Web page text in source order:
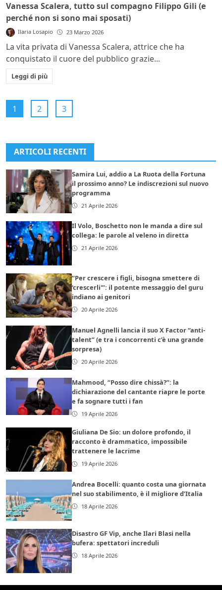
Vanessa Scalera, tutto sul compagno Filippo Gili (e
perché non si sono mai sposati)
Ilaria Losapio 23 Marzo 2026
La vita privata di Vanessa Scalera, attrice che ha
conquistato il cuore del pubblico grazie...
Leggi di più
1 2 3
ARTICOLI RECENTI
Samira Lui, addio a La Ruota della Fortuna
il prossimo anno? Le indiscrezioni sul nuovo
programma
21 Aprile 2026
Il Volo, Boschetto non le manda a dire sul
collega: le parole al veleno in diretta
21 Aprile 2026
“Per crescere i figli, bisogna smettere di
‘crescerli'”: il potente messaggio del guru
indiano ai genitori
20 Aprile 2026
Manuel Agnelli lancia il suo X Factor “anti-
talent” (e tra i concorrenti c’è una grande
sorpresa)
20 Aprile 2026
Mahmood, “Posso dire chissà?”: la
dichiarazione del cantante riapre le porte
e fa sognare tutti i fan
19 Aprile 2026
Giuliana De Sio: un dolore profondo, il
racconto è drammatico, impossibile
trattenere le lacrime
19 Aprile 2026
Andrea Bocelli: quanto costa una giornata
nel suo stabilimento, è il migliore d’Italia
18 Aprile 2026
Disastro GF Vip, anche Ilari Blasi nella
bufera: spettatori increduli
18 Aprile 2026